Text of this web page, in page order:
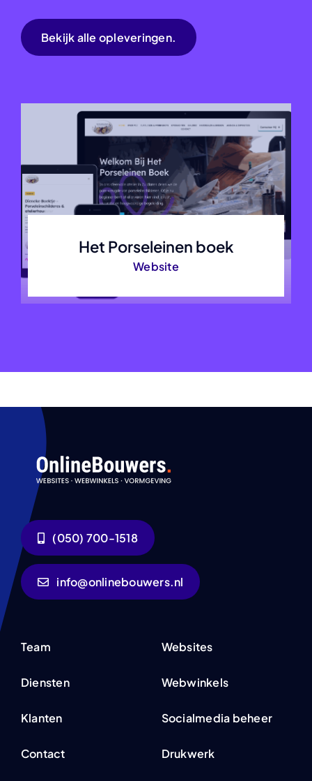
Bekijk alle opleveringen.
Het Porseleinen boek
Website
(050) 700-1518
info@onlinebouwers.nl
Team
Diensten
Klanten
Contact
Websites
Webwinkels
Socialmedia beheer
Drukwerk